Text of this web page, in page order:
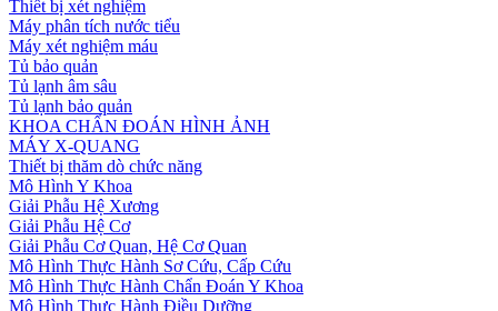
Thiết bị xét nghiệm
Máy phân tích nước tiểu
Máy xét nghiệm máu
Tủ bảo quản
Tủ lạnh âm sâu
Tủ lạnh bảo quản
KHOA CHẨN ĐOÁN HÌNH ẢNH
MÁY X-QUANG
Thiết bị thăm dò chức năng
Mô Hình Y Khoa
Giải Phẫu Hệ Xương
Giải Phẫu Hệ Cơ
Giải Phẫu Cơ Quan, Hệ Cơ Quan
Mô Hình Thực Hành Sơ Cứu, Cấp Cứu
Mô Hình Thực Hành Chẩn Đoán Y Khoa
Mô Hình Thực Hành Điều Dưỡng